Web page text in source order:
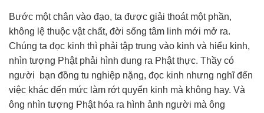
Bước một chân vào đạo, ta được giải thoát một phần,
không lệ thuộc vật chất, đời sống tâm linh mới mở ra.
Chúng ta đọc kinh thì phải tập trung vào kinh và hiểu kinh,
nhìn tượng Phật phải hình dung ra Phật thực. Thầy có
người bạn đồng tu nghiệp nặng, đọc kinh nhưng nghĩ đến
việc khác đến mức làm rớt quyển kinh mà không hay. Và
ông nhìn tượng Phật hóa ra hình ảnh người mà ông